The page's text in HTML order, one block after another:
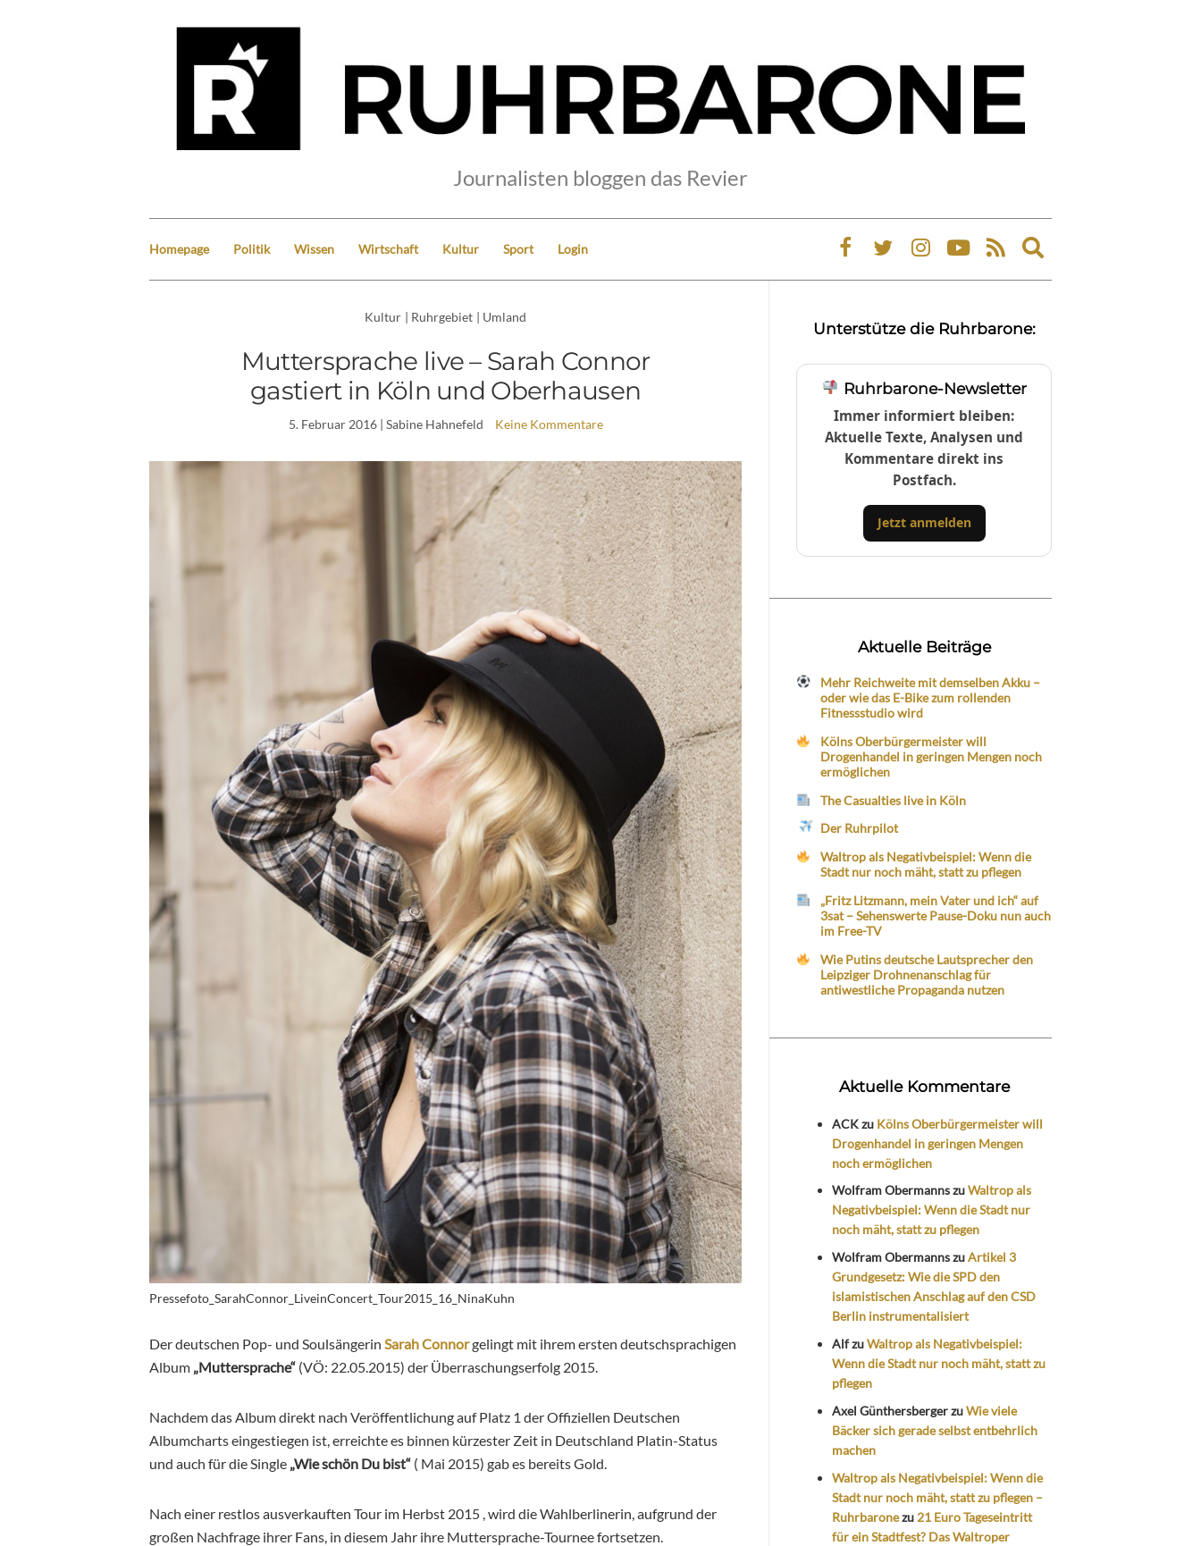
Journalisten bloggen das Revier
Homepage Politik Wissen Wirtschaft Kultur Sport Login
Expand
search
Kultur | Ruhrgebiet | Umland
Muttersprache live – Sarah Connor
gastiert in Köln und Oberhausen
5. Februar 2016| Sabine Hahnefeld Keine Kommentare
Pressefoto_SarahConnor_LiveinConcert_Tour2015_16_NinaKuhn
Der deutschen Pop- und Soulsängerin Sarah Connorgelingt mit ihrem ersten deutschsprachigen
Album „Muttersprache“ (VÖ: 22.05.2015) der Überraschungserfolg 2015.
Nachdem das Album direkt nach Veröffentlichung auf Platz 1 der Offiziellen Deutschen
Albumcharts eingestiegen ist, erreichte es binnen kürzester Zeit in Deutschland Platin-Status
und auch für die Single „Wie schön Du bist“ ( Mai 2015) gab es bereits Gold.
Nach einer restlos ausverkauften Tour im Herbst 2015 , wird die Wahlberlinerin, aufgrund der
großen Nachfrage ihrer Fans, in diesem Jahr ihre Muttersprache-Tournee fortsetzen.
Unterstütze die Ruhrbarone:
Ruhrbarone-Newsletter
Immer informiert bleiben:
Aktuelle Texte, Analysen und
Kommentare direkt ins
Postfach.
Jetzt anmelden
Aktuelle Beiträge
Mehr Reichweite mit demselben Akku –
oder wie das E-Bike zum rollenden
Fitnessstudio wird
Kölns Oberbürgermeister will
Drogenhandel in geringen Mengen noch
ermöglichen
The Casualties live in Köln
Der Ruhrpilot
Waltrop als Negativbeispiel: Wenn die
Stadt nur noch mäht, statt zu pflegen
„Fritz Litzmann, mein Vater und ich“ auf
3sat – Sehenswerte Pause-Doku nun auch
im Free-TV
Wie Putins deutsche Lautsprecher den
Leipziger Drohnenanschlag für
antiwestliche Propaganda nutzen
Aktuelle Kommentare
ACKzu Kölns Oberbürgermeister will
Drogenhandel in geringen Mengen
noch ermöglichen
Wolfram ObermannszuWaltrop als
Negativbeispiel: Wenn die Stadt nur
noch mäht, statt zu pflegen
Wolfram ObermannszuArtikel 3
Grundgesetz: Wie die SPD den
islamistischen Anschlag auf den CSD
Berlin instrumentalisiert
AlfzuWaltrop als Negativbeispiel:
Wenn die Stadt nur noch mäht, statt zu
pflegen
Axel GünthersbergerzuWie viele
Bäcker sich gerade selbst entbehrlich
machen
Waltrop als Negativbeispiel: Wenn die
Stadt nur noch mäht, statt zu pflegen –
Ruhrbaronezu 21 Euro Tageseintritt
für ein Stadtfest? Das Waltroper